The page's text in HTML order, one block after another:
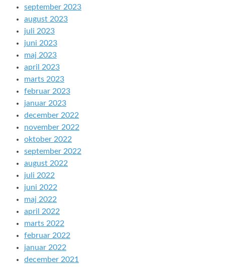
september 2023
august 2023
juli 2023
juni 2023
maj 2023
april 2023
marts 2023
februar 2023
januar 2023
december 2022
november 2022
oktober 2022
september 2022
august 2022
juli 2022
juni 2022
maj 2022
april 2022
marts 2022
februar 2022
januar 2022
december 2021